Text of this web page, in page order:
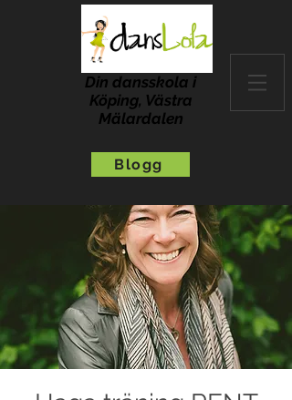
Din dansskola i
Köping, Västra
Mälardalen
Blogg